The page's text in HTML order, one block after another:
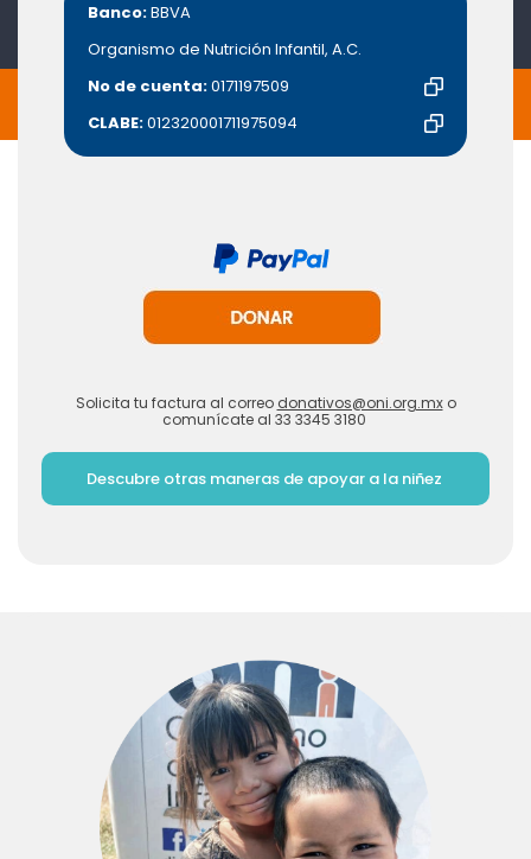
Banco:BBVA
Organismo de Nutrición Infantil, A.C.
No de cuenta:0171197509
CLABE:012320001711975094
Solicita tu factura al correo donativos@oni.org.mxo
comunícate al 33 3345 3180
Descubre otras maneras de apoyar a la niñez